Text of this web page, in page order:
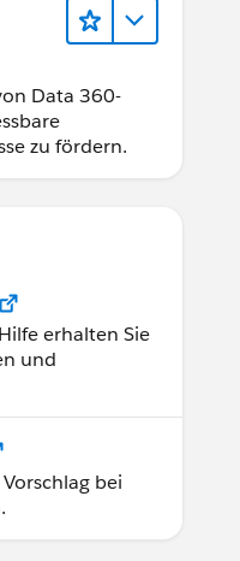
Data 360-
zu fördern.
erhalten Sie
und
bei